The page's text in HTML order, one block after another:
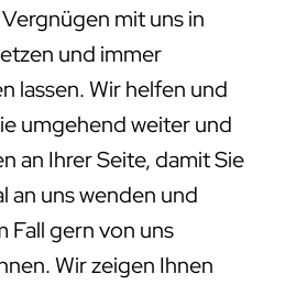
mit uns in
und immer
lassen. Wir helfen und
umgehend weiter und
an Ihrer Seite, damit Sie
an uns wenden und
Fall gern von uns
Wir zeigen Ihnen